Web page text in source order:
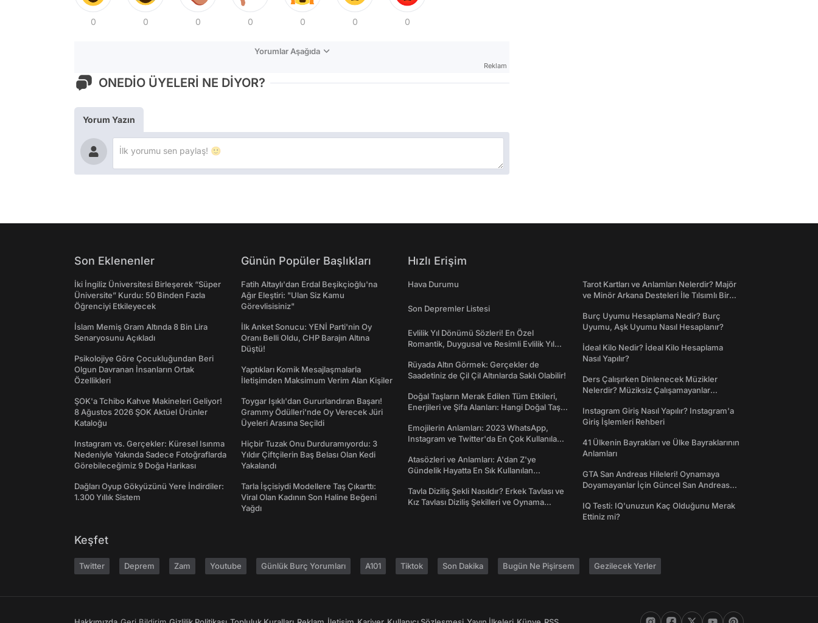
0 0 0 0 0 0 0
Yorumlar Aşağıda
Reklam
ONEDİO ÜYELERİ NE DİYOR?
Yorum Yazın
Son Eklenenler
İki İngiliz Üniversitesi Birleşerek “Süper
Üniversite” Kurdu: 50 Binden Fazla
Öğrenciyi Etkileyecek
İslam Memiş Gram Altında 8 Bin Lira
Senaryosunu Açıkladı
Psikolojiye Göre Çocukluğundan Beri
Olgun Davranan İnsanların Ortak
Özellikleri
ŞOK'a Tchibo Kahve Makineleri Geliyor!
8 Ağustos 2026 ŞOK Aktüel Ürünler
Kataloğu
Instagram vs. Gerçekler: Küresel Isınma
Nedeniyle Yakında Sadece Fotoğraflarda
Görebileceğimiz 9 Doğa Harikası
Dağları Oyup Gökyüzünü Yere İndirdiler:
1.300 Yıllık Sistem
Günün Popüler Başlıkları
Fatih Altaylı'dan Erdal Beşikçioğlu'na
Ağır Eleştiri: "Ulan Siz Kamu
Görevlisisiniz"
İlk Anket Sonucu: YENİ Parti'nin Oy
Oranı Belli Oldu, CHP Barajın Altına
Düştü!
Yaptıkları Komik Mesajlaşmalarla
İletişimden Maksimum Verim Alan Kişiler
Toygar Işıklı'dan Gururlandıran Başarı!
Grammy Ödülleri'nde Oy Verecek Jüri
Üyeleri Arasına Seçildi
Hiçbir Tuzak Onu Durduramıyordu: 3
Yıldır Çiftçilerin Baş Belası Olan Kedi
Yakalandı
Tarla İşçisiydi Modellere Taş Çıkarttı:
Viral Olan Kadının Son Haline Beğeni
Yağdı
Hızlı Erişim
Hava Durumu
Son Depremler Listesi
Evlilik Yıl Dönümü Sözleri! En Özel
Romantik, Duygusal ve Resimli Evlilik Yıl
Rüyada Altın Görmek: Gerçekler de
Saadetiniz de Çil Çil Altınlarda Saklı Olabilir!
Doğal Taşların Merak Edilen Tüm Etkileri,
Enerjileri ve Şifa Alanları: Hangi Doğal Taş
Emojilerin Anlamları: 2023 WhatsApp,
Instagram ve Twitter'da En Çok Kullanılan
Atasözleri ve Anlamları: A'dan Z'ye
Gündelik Hayatta En Sık Kullanılan
Tavla Diziliş Şekli Nasıldır? Erkek Tavlası ve
Kız Tavlası Diziliş Şekilleri ve Oynama
Tarot Kartları ve Anlamları Nelerdir? Majör
ve Minör Arkana Desteleri İle Tılsımlı Bir
Burç Uyumu Hesaplama Nedir? Burç
Uyumu, Aşk Uyumu Nasıl Hesaplanır?
İdeal Kilo Nedir? İdeal Kilo Hesaplama
Nasıl Yapılır?
Ders Çalışırken Dinlenecek Müzikler
Nelerdir? Müziksiz Çalışamayanlar
Instagram Giriş Nasıl Yapılır? Instagram'a
Giriş İşlemleri Rehberi
41 Ülkenin Bayrakları ve Ülke Bayraklarının
Anlamları
GTA San Andreas Hileleri! Oynamaya
Doyamayanlar İçin Güncel San Andreas
IQ Testi: IQ'unuzun Kaç Olduğunu Merak
Ettiniz mi?
Keşfet
Twitter Deprem Zam Youtube Günlük Burç Yorumları A101 Tiktok Son Dakika Bugün Ne Pişirsem Gezilecek Yerler